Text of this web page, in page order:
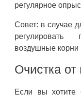
регулярное
Совет: в случае
воздушные корни
Очистка
Если вы хотите